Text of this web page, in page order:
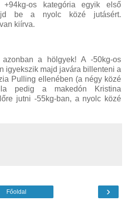
os kategória egyik első
be a nyolc közé jutásért.
kiírva.
a hölgyek! A -50kg-os
igyekszik majd javára billenteni a
Pulling ellenében (a négy közé
pedig a makedón Kristina
jutni -55kg-ban, a nyolc közé
›
Főoldal